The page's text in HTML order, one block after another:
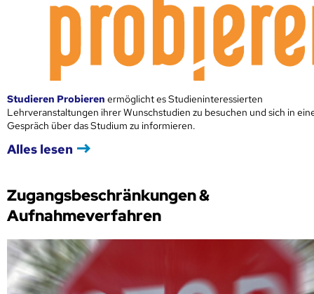
Studieren Probieren ermöglicht es Studieninteressierten
Lehrveranstaltungen ihrer Wunschstudien zu besuchen und sich in
Gespräch über das Studium zu informieren.
Alles lesen
Zugangsbeschränkungen &
Aufnahmeverfahren